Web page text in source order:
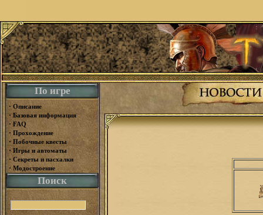
По игре
· Описание
· Базовая информация
· FAQ
· Прохождение
· Побочные квесты
· Игры и автоматы
· Секреты и пасхалки
· Модостроение
Поиск